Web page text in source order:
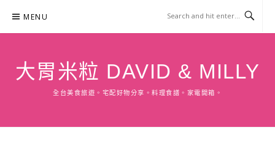
content
MENU
大胃米粒 DAVID & MILLY
全台美食旅遊。宅配好物分享。料理食譜。家電開箱。